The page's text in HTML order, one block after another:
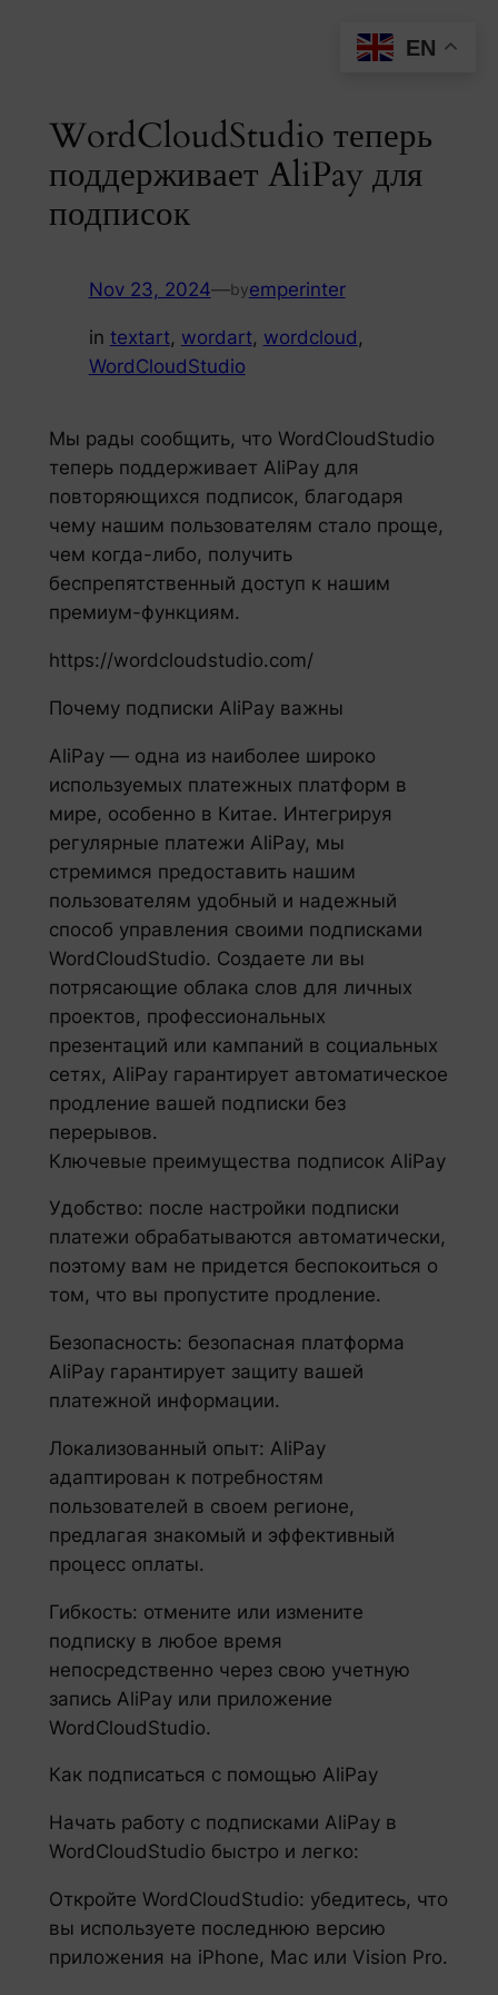
WordCloudStudio теперь
поддерживает AliPay для
подписок
Nov 23, 2024—byemperinter
in textart, wordart, wordcloud
WordCloudStudio
Мы рады сообщить, что WordCloudStudio
теперь поддерживает AliPay для
повторяющихся подписок, благодаря
чему нашим пользователям стало проще,
чем когда-либо, получить
беспрепятственный доступ к нашим
премиум-функциям.
https://wordcloudstudio.com/
Почему подписки AliPay важны
AliPay — одна из наиболее широко
используемых платежных платформ в
мире, особенно в Китае. Интегрируя
регулярные платежи AliPay, мы
стремимся предоставить нашим
пользователям удобный и надежный
способ управления своими подписками
WordCloudStudio. Создаете ли вы
потрясающие облака слов для личных
проектов, профессиональных
презентаций или кампаний в социальных
сетях, AliPay гарантирует автоматическое
продление вашей подписки без
перерывов.
Ключевые преимущества подписок AliPay
Удобство: после настройки подписки
платежи обрабатываются автоматически,
поэтому вам не придется беспокоиться о
том, что вы пропустите продление.
Безопасность: безопасная платформа
AliPay гарантирует защиту вашей
платежной информации.
Локализованный опыт: AliPay
адаптирован к потребностям
пользователей в своем регионе,
предлагая знакомый и эффективный
процесс оплаты.
Гибкость: отмените или измените
подписку в любое время
непосредственно через свою учетную
запись AliPay или приложение
WordCloudStudio.
Как подписаться с помощью AliPay
Начать работу с подписками AliPay в
WordCloudStudio быстро и легко:
Откройте WordCloudStudio: убедитесь, что
вы используете последнюю версию
приложения на iPhone, Mac или Vision Pro.
EN